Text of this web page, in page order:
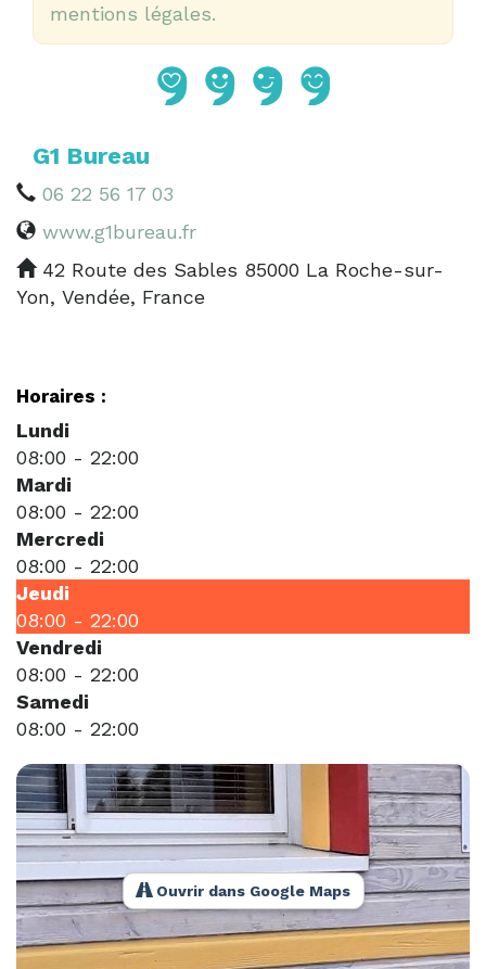
mentions légales.
G1 Bureau
06 22 56 17 03
www.g1bureau.fr
42 Route des Sables 85000 La Roche-sur-
Yon, Vendée, France
Horaires :
Lundi
08:00 - 22:00
Mardi
08:00 - 22:00
Mercredi
08:00 - 22:00
Jeudi
08:00 - 22:00
Vendredi
08:00 - 22:00
Samedi
08:00 - 22:00
Ouvrir dans Google Maps